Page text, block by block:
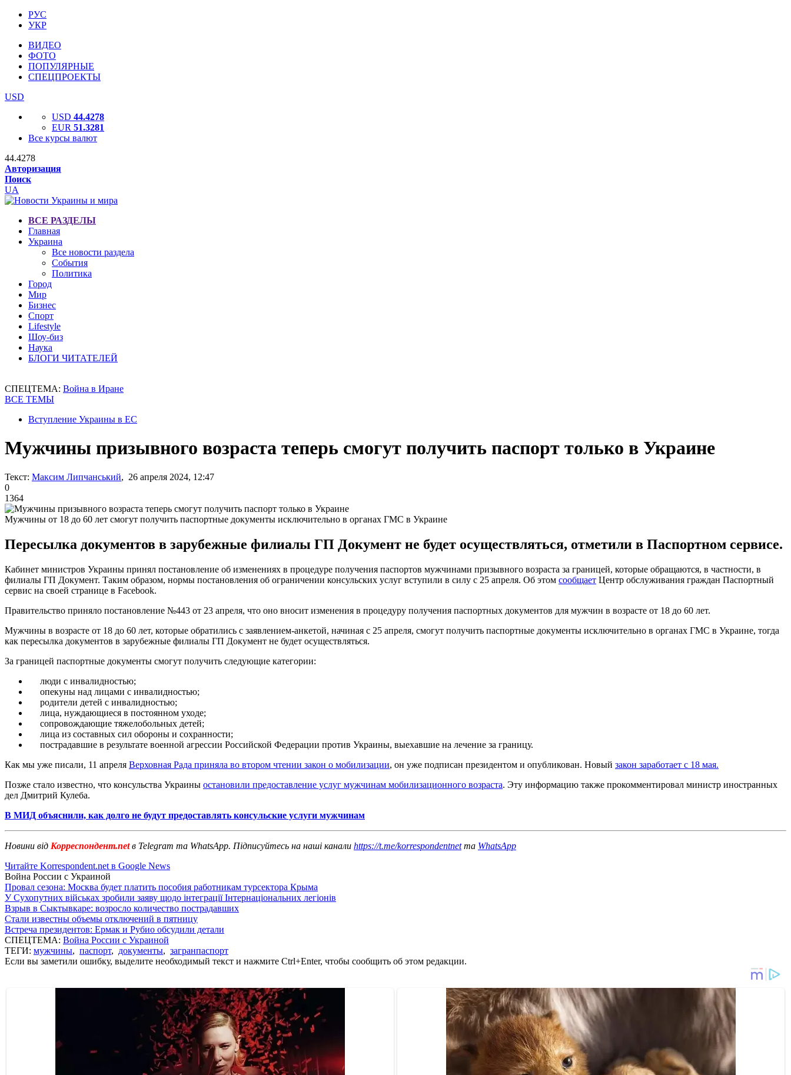
РУС
УКР
ВИДЕО
ФОТО
ПОПУЛЯРНЫЕ
СПЕЦПРОЕКТЫ
USD
USD 44.4278
EUR 51.3281
Все курсы валют
44.4278
Авторизация
Поиск
UA
ВСЕ РАЗДЕЛЫ
Главная
Украина
Все новости раздела
События
Политика
Город
Мир
Бизнес
Спорт
Lifestyle
Шоу-биз
Наука
БЛОГИ ЧИТАТЕЛЕЙ
СПЕЦТЕМА: Война в Иране
ВСЕ ТЕМЫ
Вступление Украины в ЕС
Мужчины призывного возраста теперь смогут получить паспорт только в Украине
Текст: Максим Липчанський, 26 апреля 2024, 12:47
0
1364
Мужчины от 18 до 60 лет смогут получить паспортные документы исключительно в органах ГМС в Украине
Пересылка документов в зарубежные филиалы ГП Документ не будет осуществляться, отметили в Паспортном сервисе.
Кабинет министров Украины принял постановление об изменениях в процедуре получения паспортов мужчинами призывного возраста за границей, которые обращаются, в частности, в
филиалы ГП Документ. Таким образом, нормы постановления об ограничении консульских услуг вступили в силу с 25 апреля. Об этом сообщает Центр обслуживания граждан Паспортный
сервис на своей странице в Facebook.
Правительство приняло постановление №443 от 23 апреля, что оно вносит изменения в процедуру получения паспортных документов для мужчин в возрасте от 18 до 60 лет.
Мужчины в возрасте от 18 до 60 лет, которые обратились с заявлением-анкетой, начиная с 25 апреля, смогут получить паспортные документы исключительно в органах ГМС в Украине, тогда
как пересылка документов в зарубежные филиалы ГП Документ не будет осуществляться.
За границей паспортные документы смогут получить следующие категории:
люди с инвалидностью;
опекуны над лицами с инвалидностью;
родители детей с инвалидностью;
лица, нуждающиеся в постоянном уходе;
сопровождающие тяжелобольных детей;
лица из составных сил обороны и сохранности;
пострадавшие в результате военной агрессии Российской Федерации против Украины, выехавшие на лечение за границу.
Как мы уже писали, 11 апреля Верховная Рада приняла во втором чтении закон о мобилизации, он уже подписан президентом и опубликован. Новый закон заработает с 18 мая.
Позже стало известно, что консульства Украины остановили предоставление услуг мужчинам мобилизационного возраста. Эту информацию также прокомментировал министр иностранных
дел Дмитрий Кулеба.
В МИД объяснили, как долго не будут предоставлять консульские услуги мужчинам
Новини від Корреспондент.netв Telegram та WhatsApp. Підписуйтесь на наші канали https://t.me/korrespondentnetта WhatsApp
Читайте Korrespondent.net в Google News
Война России с Украиной
Провал сезона: Москва будет платить пособия работникам турсектора Крыма
У Сухопутних військах зробили заяву щодо інтеграції Інтернаціональних легіонів
Взрыв в Сыктывкаре: возросло количество пострадавших
Стали известны объемы отключений в пятницу
Встреча президентов: Ермак и Рубио обсудили детали
СПЕЦТЕМА: Война России с Украиной
ТЕГИ: мужчины, паспорт, документы, загранпаспорт
Если вы заметили ошибку, выделите необходимый текст и нажмите Ctrl+Enter, чтобы сообщить об этом редакции.